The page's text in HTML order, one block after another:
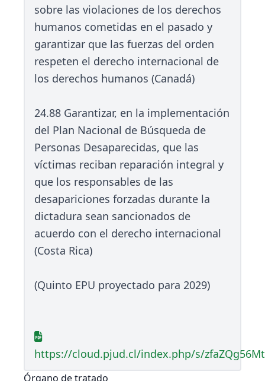
sobre las violaciones de los derechos
humanos cometidas en el pasado y
garantizar que las fuerzas del orden
respeten el derecho internacional de
los derechos humanos (Canadá)
24.88 Garantizar, en la implementación
del Plan Nacional de Búsqueda de
Personas Desaparecidas, que las
víctimas reciban reparación integral y
que los responsables de las
desapariciones forzadas durante la
dictadura sean sancionados de
acuerdo con el derecho internacional
(Costa Rica)
(Quinto EPU proyectado para 2029)
https://cloud.pjud.cl/index.php/s/
Órgano de tratado